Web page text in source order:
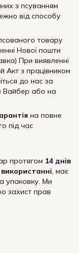
з псуванням
від способу
товару
Нової пошти
При виявленні
Акт з працівником
до нас за
Вайбер або на
на повне
під час
протягом 14 днів
, має
упаковку. Ми
захист прав